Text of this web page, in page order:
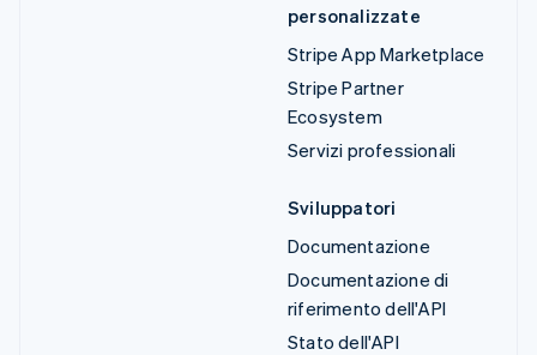
personalizzate
Stripe App Marketplace
Stripe Partner
Ecosystem
Servizi professionali
Sviluppatori
Documentazione
Documentazione di
riferimento dell'API
Stato dell'API